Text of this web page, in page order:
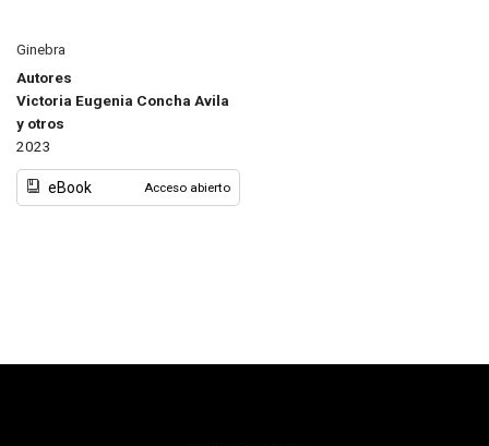
Ginebra
Autores
Victoria Eugenia Concha Avila
y otros
2023
eBook Acceso abierto